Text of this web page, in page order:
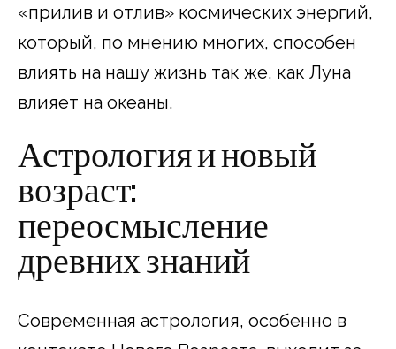
«прилив и отлив» космических энергий,
который, по мнению многих, способен
влиять на нашу жизнь так же, как Луна
влияет на океаны.
Астрология и новый
возраст:
переосмысление
древних знаний
Современная астрология, особенно в